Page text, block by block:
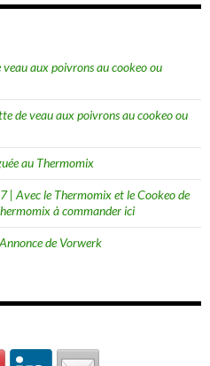
aux poivrons au cookeo ou
de veau aux poivrons au cookeo ou
au Thermomix
Avec le Thermomix et le Cookeo de
à commander ici
de Vorwerk